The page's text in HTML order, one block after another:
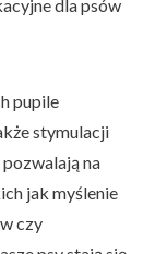
dla psów
pupile
stymulacji
na
jak myślenie
czy